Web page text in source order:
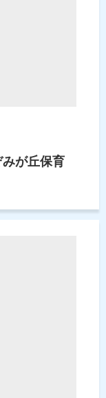
が丘保育